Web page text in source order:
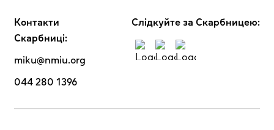
Контакти
Скарбниці:
miku@nmiu.org
044 280 1396
Cлідкуйте за Скарбницею: